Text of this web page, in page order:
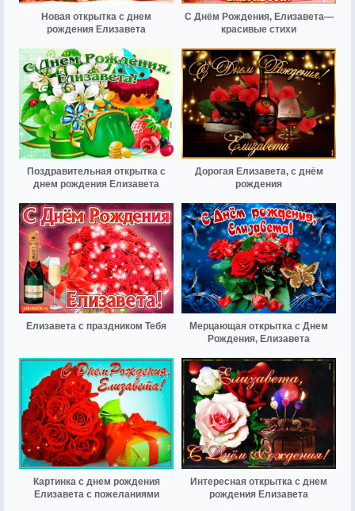
Новая открытка с днем
рождения Елизавета
С Днём Рождения, Елизавета—
красивые стихи
Поздравительная открытка с
днем рождения Елизавета
Дорогая Елизавета, с днём
рождения
Елизавета с праздником Тебя
Мерцающая открытка с Днем
Рождения, Елизавета
Картинка с днем рождения
Елизавета с пожеланиями
Интересная открытка с днем
рождения Елизавета